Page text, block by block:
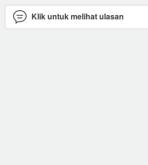
Klik untuk melihat ulasan